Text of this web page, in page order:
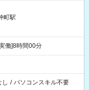
町駅
働]8時間00分
し / パソコンスキル不要